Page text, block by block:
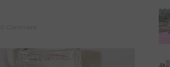
0 Comment